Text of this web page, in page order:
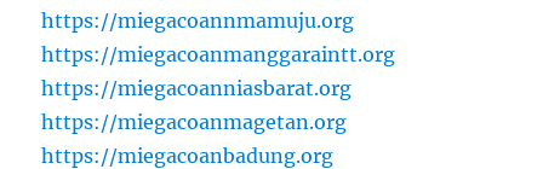
https://miegacoannmamuju.org
https://miegacoanmanggaraintt.org
https://miegacoanniasbarat.org
https://miegacoanmagetan.org
https://miegacoanbadung.org